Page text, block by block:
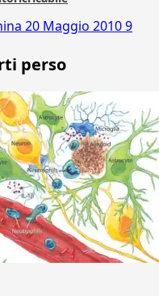
20 Maggio 20109
perso